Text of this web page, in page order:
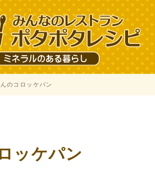
のコロッケパン
ッケパン